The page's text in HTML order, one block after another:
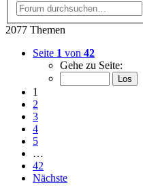
2077 Themen
Seite 1 von 42
Gehe zu Seite:
1
2
3
4
5
…
42
Nächste